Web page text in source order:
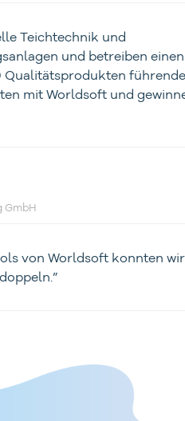
Teichtechnik und
und betreiben einen
Qualitätsprodukten
mit Worldsoft und
GmbH
von Worldsoft konnten wir